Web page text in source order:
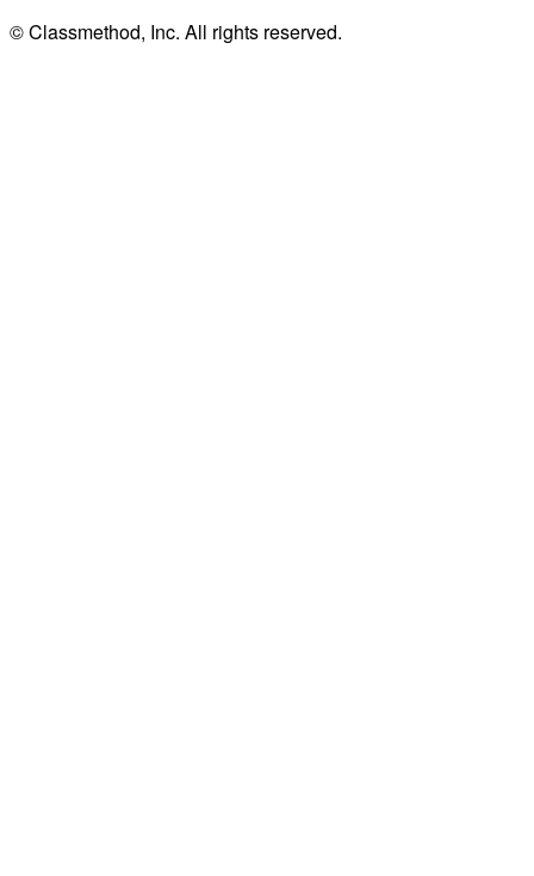
© Classmethod, Inc. All rights reserved.